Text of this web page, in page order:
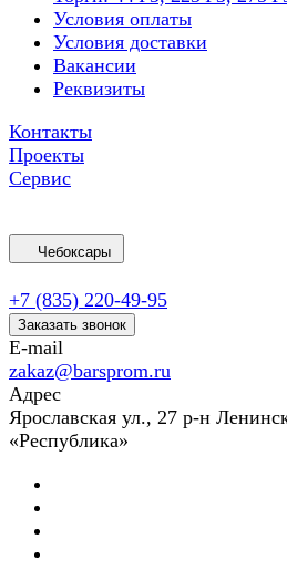
Условия оплаты
Условия доставки
Вакансии
Реквизиты
Контакты
Проекты
Сервис
Чебоксары
+7 (835) 220-49-95
Заказать звонок
E-mail
zakaz@barsprom.ru
Адрес
Ярославская ул., 27 р-н
«Республика»